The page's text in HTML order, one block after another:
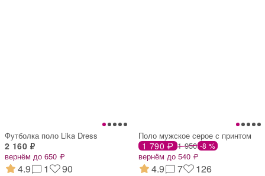
Футболка поло Lika Dress
2 160 ₽
вернём до 650 ₽
4.9 1 90
Поло мужское серое с принтом
1 790 ₽ 1 950 -8 %
вернём до 540 ₽
4.9 7 126